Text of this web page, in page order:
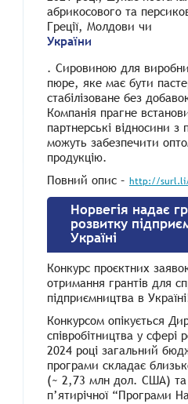
абрикосового та
Греції, Молдови чи
України
. Сировиною для
пюре, яке має бути
стабілізоване без
Компанія прагне
партнерські відносини
можуть забезпечити
продукцію.
Повний опис – http://
Норвегія надає
розвитку
Україні
Конкурс проєктних
отримання грантів для
підприємництва в
Конкурсом опікується
співробітництва у
2024 році загальний
програми складає
(~ 2,73 млн дол. США) та
п’ятирічної “Програми